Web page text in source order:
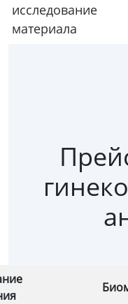
исследование
материала